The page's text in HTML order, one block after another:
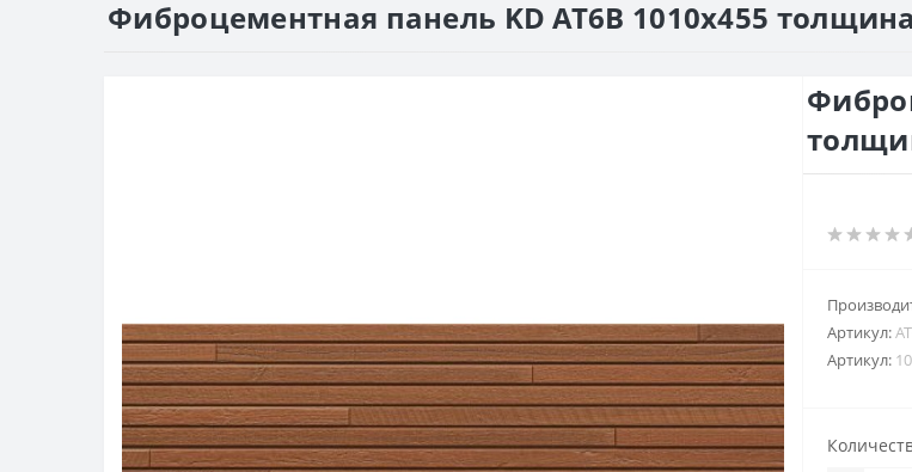
Фиброцементная панель KD AT6B 1010х455
Артикул:
Артикул: